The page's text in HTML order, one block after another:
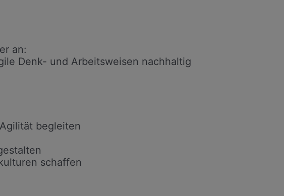
an:
Denk- und Arbeitsweisen nachhaltig
begleiten
schaffen